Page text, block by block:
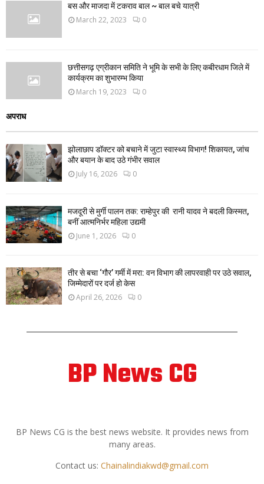
बस और माजदा में टकराव बाल ~ बाल बचे यात्री
March 22, 2023 0
छत्तीसगढ़ एग्रीकान समिति ने भूमि के सभी के लिए कबीरधाम जिले में
कार्यक्रम का शुभारम्भ किया
March 19, 2023 0
अपराध
झोलाछाप डॉक्टर को बचाने में जुटा स्वास्थ्य विभाग! शिकायत, जांच
और बयान के बाद उठे गंभीर सवाल
July 16, 2026 0
मजदूरी से मुर्गी पालन तक: राम्हेपुर की रानी यादव ने बदली किस्मत,
बनीं आत्मनिर्भर महिला उद्यमी
June 1, 2026 0
तीर से बचा ‘गौर’ गर्मी में मरा: वन विभाग की लापरवाही पर उठे सवाल,
जिम्मेदारों पर दर्ज हो केस
April 26, 2026 0
BP News CG
BP News CG is the best news website. It provides news from
many areas.
Contact us: Chainalindiakwd@gmail.com